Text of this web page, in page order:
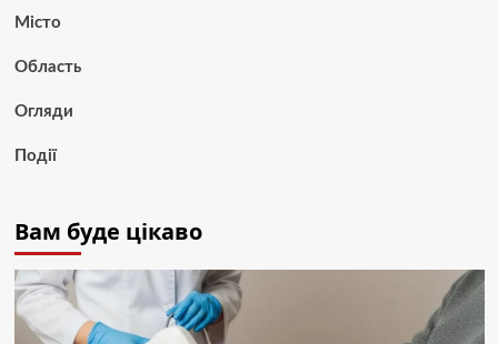
Місто
Область
Огляди
Події
Вам буде цікаво